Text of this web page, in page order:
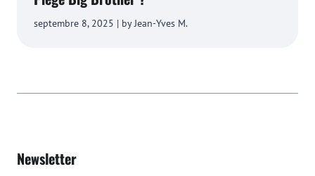
septembre 8, 2025 | by Jean-Yves M.
Newsletter